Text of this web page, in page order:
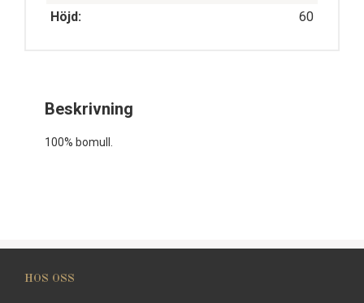
Höjd:
60
Beskrivning
100% bomull.
HOS OSS